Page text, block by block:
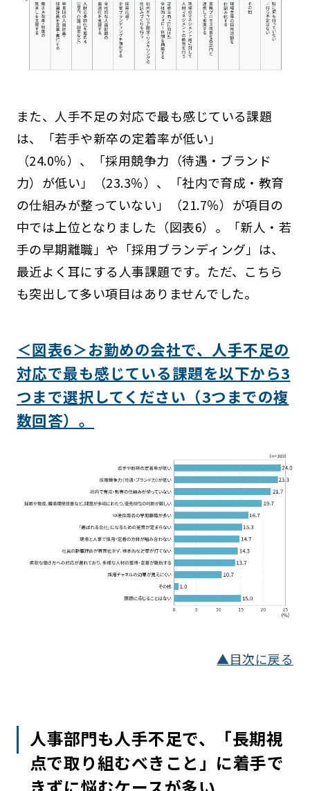
また、人手不足の対応で最も感じている課題
は、「若手や新卒の定着率が低い」
（24.0％）、「採用競争力（待遇・ブランド
力）が低い」（23.3％）、「社内で育成・教育
の仕組みが整っていない」（21.7％）が項目の
中では上位となりました（図表6）。「新人・若
手の早期離職」や「採用ブランディング」は、
最近よく耳にする人事課題です。ただ、こちら
も突出して多い項目はありませんでした。
＜図表6＞お勤めの会社で、人手不足の
対応で最も感じている課題を以下から3
つまで選択してください（3つまでの複
数回答）。
▲目次に戻る
人事部門も人手不足で、「長期視
点で取り組むべきこと」に着手で